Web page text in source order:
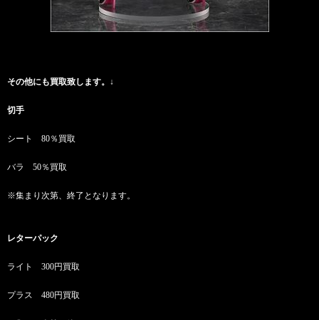
その他にも買取致します。↓
切手
シート 80％買取
バラ 50％買取
※集まり次第、終了となります。
レターパック
ライト 300円買取
プラス 480円買取